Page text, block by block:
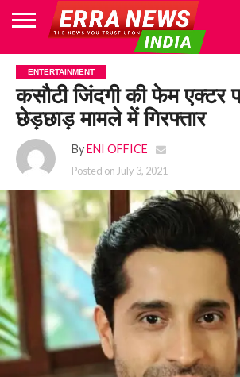
HOME
POLITICS
NEWS
BUSINESS
CULTURE
NATIONAL
SPORTS
LIFESTYLE
TRAVEL
OPINION
BREAKING
NEWS
ENTERTAINMENT
WORLD
CRIME
JOIN
US
ENTERTAINMENT
कसौटी जिंदगी की फेम एक्टर
छेड़छाड़ मामले में गिरफ्तार
By ENI OFFICE
Posted on July 3, 2021